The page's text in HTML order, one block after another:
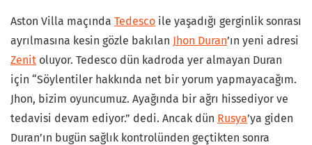
Aston Villa maçında Tedesco ile yaşadığı gerginlik sonrası
ayrılmasına kesin gözle bakılan Jhon Duran’ın yeni adresi
Zenit oluyor. Tedesco dün kadroda yer almayan Duran
için “Söylentiler hakkında net bir yorum yapmayacağım.
Jhon, bizim oyuncumuz. Ayağında bir ağrı hissediyor ve
tedavisi devam ediyor.” dedi. Ancak dün Rusya’ya giden
Duran’ın bugün sağlık kontrolünden geçtikten sonra